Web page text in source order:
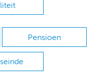
Pensioen